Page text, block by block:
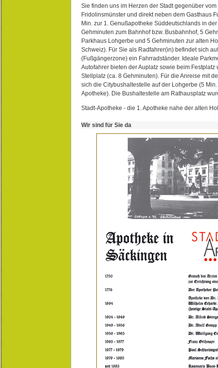
Sie finden uns im Herzen der Stadt gegenüber
Fridolinsmünster und direkt neben dem Gasthaus
Min. zur 1. Genußapotheke Süddeutschlands in
Gehminuten zum Bahnhof bzw. Busbahnhof, 5
Parkhaus Lohgerbe und 5 Gehminuten zur alten
Schweiz). Für Sie als Radfahrer(in) befindet sich
(Fußgängerzone) ein Fahrradständer. Ideale
Autofahrer bieten der Auplatz sowie beim Festplatz
Stellplatz (ca. 8 Gehminuten). Für die Anreise mit
sich die Citybushaltestelle auf der Lohgerbe (5
Apotheke). Die Bushaltestelle am Rathausplatz
Stadt-Apotheke - die 1. Apotheke nahe der alten
Wir sind für Sie da